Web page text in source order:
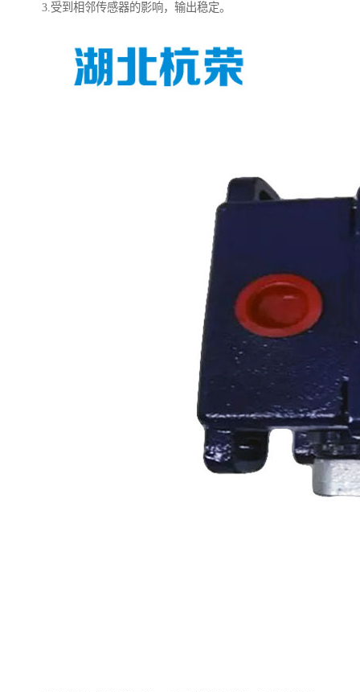
3.受到相邻传感器的影响，输出稳定。